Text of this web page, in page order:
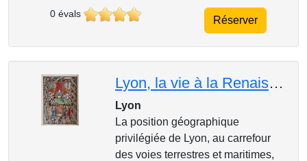
0 évals
Réserver
Lyon, la vie à la Renaissance
Lyon
La position géographique
privilégiée de Lyon, au carrefour
des voies terrestres et maritimes,